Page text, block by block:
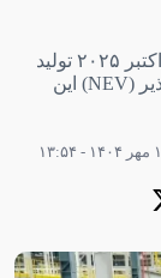
سایت تولیدی BYD واقع در کاماچاری برزیل ۹ اکتبر ۲۰۲۵ تولید
۱۴ میلیونُمین خودرو مبتنی بر انرژی نو و تجدیدپذیر (NEV) این